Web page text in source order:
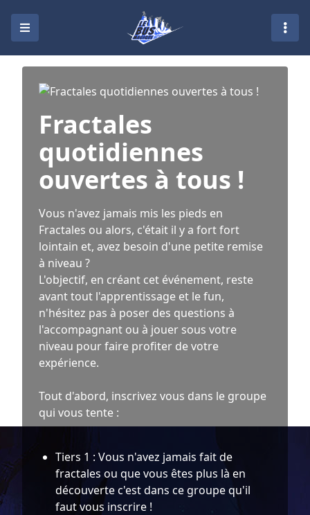
Fractales
quotidiennes
ouvertes à tous !
Vous n'avez jamais mis les pieds en
Fractales ou alors, c'était il y a fort fort
lointain et, avez besoin d'une petite remise
à niveau ?
L'objectif, en créant cet événement, reste
avant tout l'apprentissage et le fun,
n'hésitez pas à poser des questions à
l'accompagnant ou à jouer sous votre
niveau pour faire profiter de votre
expérience.
Tout d'abord, inscrivez vous dans le groupe
qui vous tente :
Tiers 1 : Vous n'avez jamais fait de
fractales ou que vous êtes plus là en
découverte c'est dans ce groupe qu'il
faut vous inscrire !